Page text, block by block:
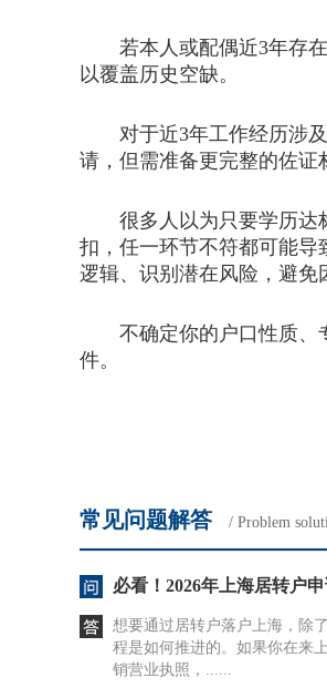
若本人或配偶近3年存在
以覆盖历史空缺。
对于近3年工作经历涉及
请，但需准备更完整的佐证
很多人以为只要学历达标
扣，任一环节不符都可能
逻辑、识别潜在风险，避免
不确定你的户口性质、专
件。
常见问题解答 / Problem
必看！2026年上海居转户
想要通过居转户落户上海，除
程是如何推进的。如果你在来
销营业执照，......